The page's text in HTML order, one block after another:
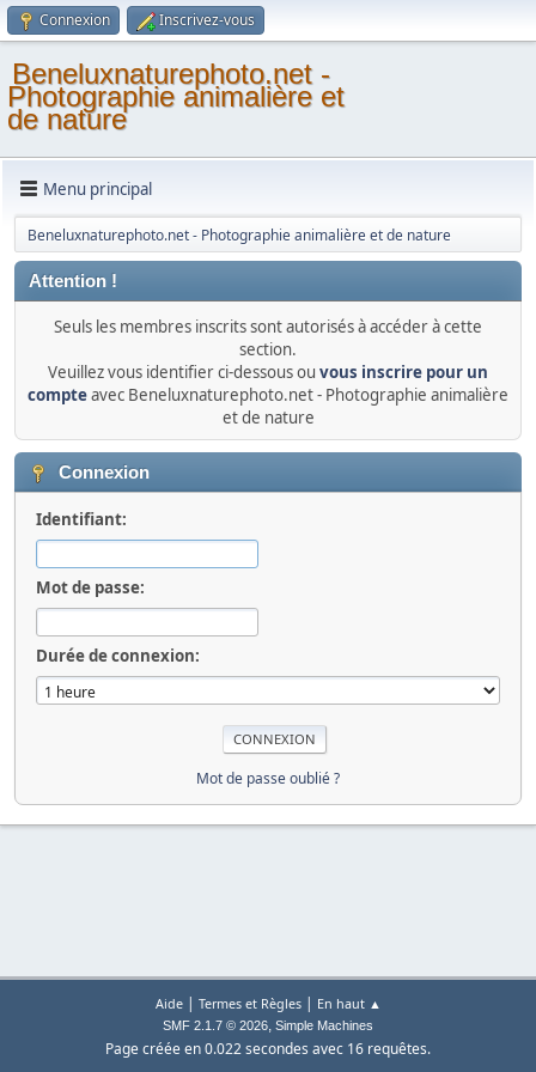
Connexion Inscrivez-vous
Beneluxnaturephoto.net -
Photographie animalière et
de nature
Menu principal
Beneluxnaturephoto.net - Photographie animalière et de nature
Attention !
Seuls les membres inscrits sont autorisés à accéder à cette
section.
Veuillez vous identifier ci-dessous ou vous inscrire pour un
compteavec Beneluxnaturephoto.net - Photographie animalière
et de nature
Connexion
Identifiant:
Mot de passe:
Durée de connexion:
Mot de passe oublié ?
Aide| Termes et Règles| En haut ▲
SMF 2.1.7 © 2026, Simple Machines
Page créée en 0.022 secondes avec 16 requêtes.